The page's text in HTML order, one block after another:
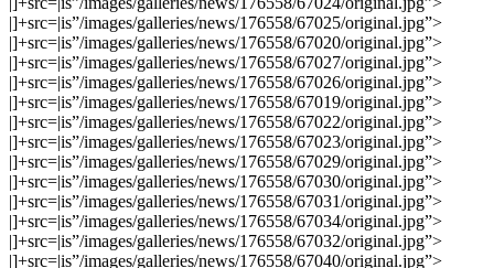
|]+src=|is”/images/galleries/news/176558/67025/original.jpg”>
|]+src=|is”/images/galleries/news/176558/67020/original.jpg”>
|]+src=|is”/images/galleries/news/176558/67027/original.jpg”>
|]+src=|is”/images/galleries/news/176558/67026/original.jpg”>
|]+src=|is”/images/galleries/news/176558/67019/original.jpg”>
|]+src=|is”/images/galleries/news/176558/67022/original.jpg”>
|]+src=|is”/images/galleries/news/176558/67023/original.jpg”>
|]+src=|is”/images/galleries/news/176558/67029/original.jpg”>
|]+src=|is”/images/galleries/news/176558/67030/original.jpg”>
|]+src=|is”/images/galleries/news/176558/67031/original.jpg”>
|]+src=|is”/images/galleries/news/176558/67034/original.jpg”>
|]+src=|is”/images/galleries/news/176558/67032/original.jpg”>
|]+src=|is”/images/galleries/news/176558/67040/original.jpg”>